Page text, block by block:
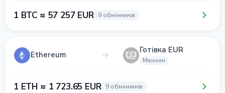
1 BTC ≈ 57 257 EUR 9 обмінників
Ethereum Готівка EUR
Мюнхен
1 ETH ≈ 1 723.65 EUR 9 обмінників